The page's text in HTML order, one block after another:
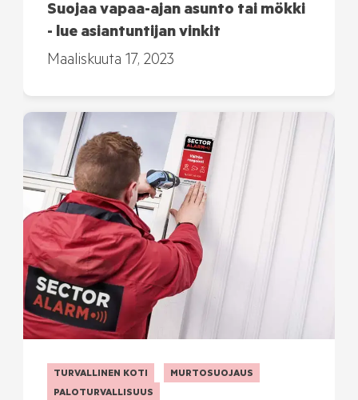
Suojaa vapaa-ajan asunto tai mökki
- lue asiantuntijan vinkit
Maaliskuuta 17, 2023
TURVALLINEN KOTI
MURTOSUOJAUS
PALOTURVALLISUUS